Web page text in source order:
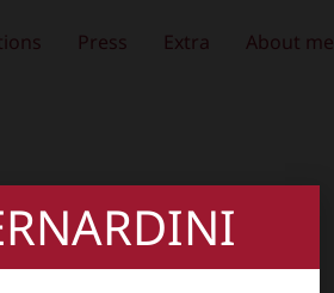
Press Extra About me